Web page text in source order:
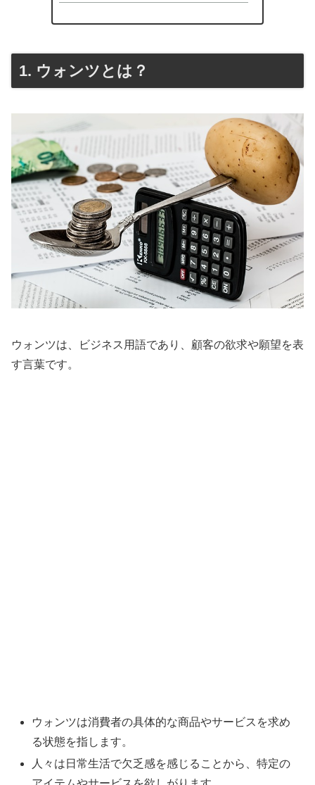
1. ウォンツとは？
ウォンツは、ビジネス用語であり、顧客の欲求や願望を表
す言葉です。
ウォンツは消費者の具体的な商品やサービスを求め
る状態を指します。
人々は日常生活で欠乏感を感じることから、特定の